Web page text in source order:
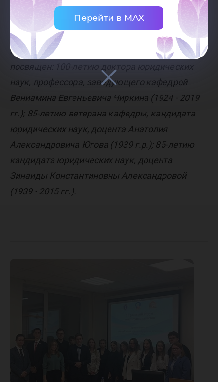
Перейти в MAX
муниципального права, а также практики
правоприменения.
X Уральский Форум конституционалистов
посвящен: 100-летию доктора юридических
наук, профессора, заведующего кафедрой
Вениамина Евгеньевича Чиркина (1924 - 2019
гг.); 85-летию ветерана кафедры, кандидата
юридических наук, доцента Анатолия
Александровича Югова (1939 г.р.); 85-летию
кандидата юридических наук, доцента
Зинаиды Константиновны Александровой
(1939 - 2015 гг.).